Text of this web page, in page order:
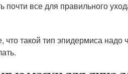
почти все для правильного
что такой тип эпидермиса